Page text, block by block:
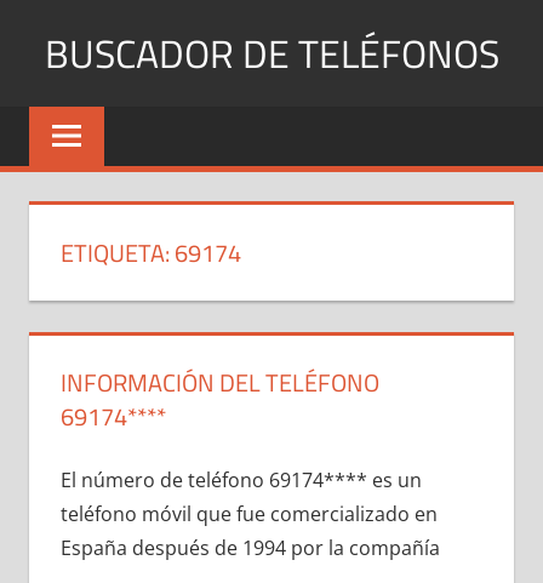
BUSCADOR DE TELÉFONOS
Identifica
Números
y
ETIQUETA:69174
INFORMACIÓN DEL TELÉFONO
69174****
El número dе teléfono 69174**** es un
teléfono móvil quе fue comercializado en
España después dе 1994 pοr la compañía